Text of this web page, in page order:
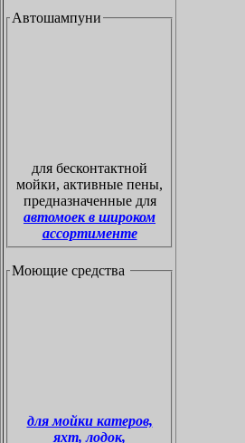
Автошампуни
для бесконтактной
мойки, активные пены,
предназначенные для
автомоек в широком
ассортименте
Моющие средства
для мойки катеров,
яхт, лодок,